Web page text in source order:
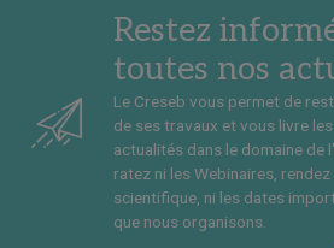
Restez
toutes nos
Le Creseb vous permet de
de ses travaux et vous livre
actualités dans le domaine de
ratez ni les Webinaires,
scientifique, ni les dates
que nous organisons.